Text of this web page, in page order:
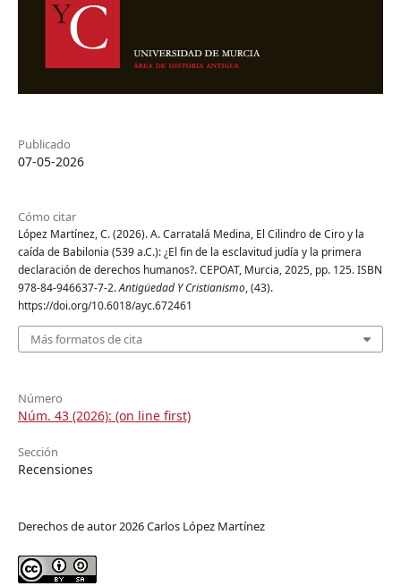
Publicado
07-05-2026
Cómo citar
López Martínez, C. (2026). A. Carratalá Medina, El Cilindro de Ciro y la
caída de Babilonia (539 a.C.): ¿El fin de la esclavitud judía y la primera
declaración de derechos humanos?. CEPOAT, Murcia, 2025, pp. 125. ISBN
978-84-946637-7-2.Antigüedad Y Cristianismo, (43).
https://doi.org/10.6018/ayc.672461
Más formatos de cita
Número
Núm. 43 (2026): (on line first)
Sección
Recensiones
Derechos de autor 2026 Carlos López Martínez